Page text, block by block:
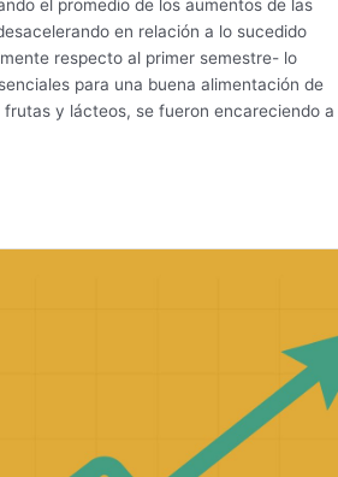
el promedio de los aumentos de las
en relación a lo sucedido
respecto al primer semestre- lo
para una buena alimentación de
y lácteos, se fueron encareciendo a